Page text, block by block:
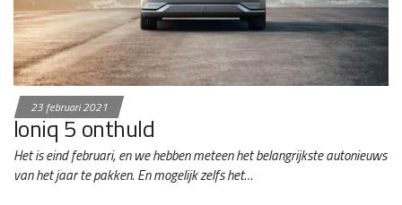
23 februari 2021
Ioniq 5 onthuld
Het is eind februari, en we hebben meteen het belangrijkste autonieuws
van het jaar te pakken. En mogelijk zelfs het…